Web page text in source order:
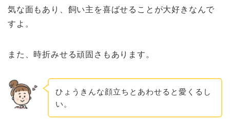
気な面もあり、飼い主を喜ばせることが大好きなんで
すよ。
また、時折みせる頑固さもあります。
ひょうきんな顔立ちとあわせると愛くるし
い。